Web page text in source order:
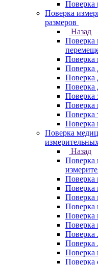
Поверка
Поверка
размеров
Назад
Поверка
Поверка
Поверка
Поверка
Поверка
Поверка
Поверка
Поверка
Поверка
Поверка
Назад
Поверка
Поверка
Поверка
Поверка
Поверка
Поверка
Поверка
Поверка
Поверка
Поверка
Поверка